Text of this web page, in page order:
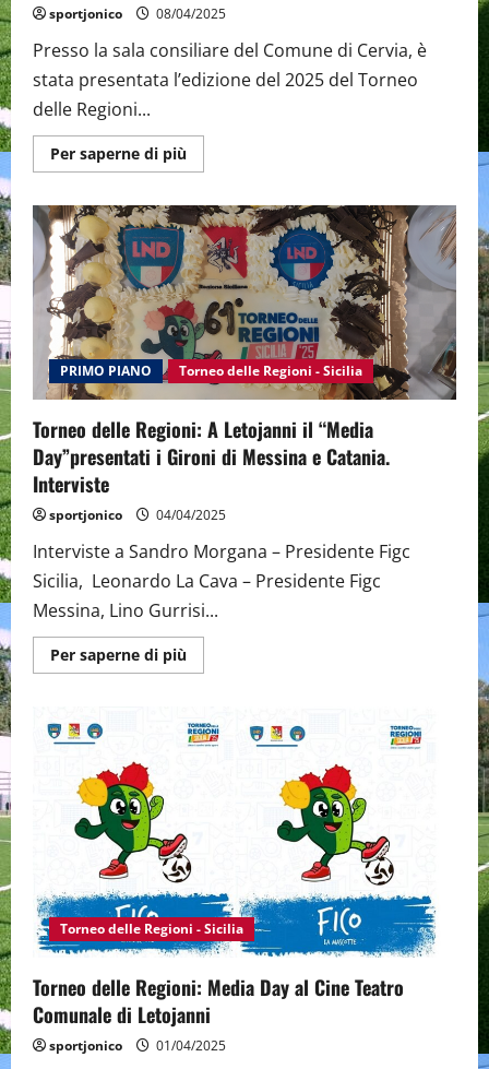
sportjonico 08/04/2025
Presso la sala consiliare del Comune di Cervia, è
stata presentata l’edizione del 2025 del Torneo
delle Regioni...
Per saperne di piùMaggiori
informazioni
a
Cervia
il
Torneo
delle
Regioni
di
calcio
a
cinque
2025
PRIMO PIANO Torneo delle Regioni - Sicilia
Torneo delle Regioni: A Letojanni il “Media
Day”presentati i Gironi di Messina e Catania.
Interviste
sportjonico 04/04/2025
Interviste a Sandro Morgana – Presidente Figc
Sicilia, Leonardo La Cava – Presidente Figc
Messina, Lino Gurrisi...
Per saperne di piùMaggiori
informazioni
Regioni:
A
Day”presentati
Gironi
di
Messina
e
Catania.
Interviste
Torneo delle Regioni - Sicilia
Torneo delle Regioni: Media Day al Cine Teatro
Comunale di Letojanni
sportjonico 01/04/2025